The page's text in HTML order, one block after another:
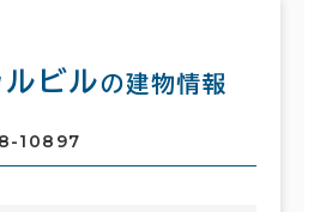
ルビルの建物情報
10897